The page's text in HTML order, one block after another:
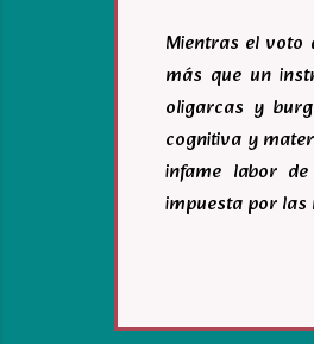
Mientras el voto
más que un
oligarcas y
cognitiva y
infame labor
impuesta por las